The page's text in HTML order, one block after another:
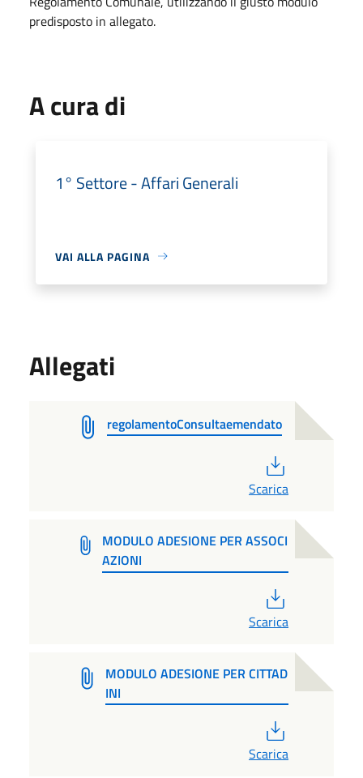
predisposto in allegato.
A cura di
1° Settore - Affari Generali
VAI ALLA PAGINA
Allegati
regolamentoConsultaemendato
Scarica
MODULO ADESIONE PER ASSOCI
AZIONI
Scarica
MODULO ADESIONE PER CITTAD
INI
Scarica